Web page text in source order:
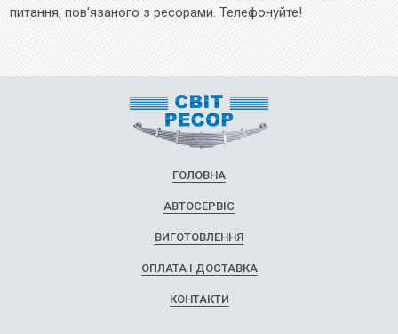
питання, пов'язаного з ресорами. Телефонуйте!
ГОЛОВНА
АВТОСЕРВІС
ВИГОТОВЛЕННЯ
ОПЛАТА І ДОСТАВКА
КОНТАКТИ